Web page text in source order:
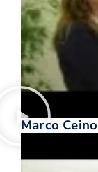
Marco Ceino